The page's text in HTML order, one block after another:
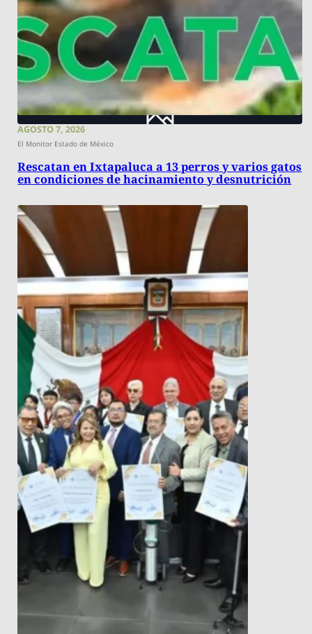
AGOSTO 7, 2026
El Monitor Estado de México
Rescatan en Ixtapaluca a 13 perros y varios gatos
en condiciones de hacinamiento y desnutrición